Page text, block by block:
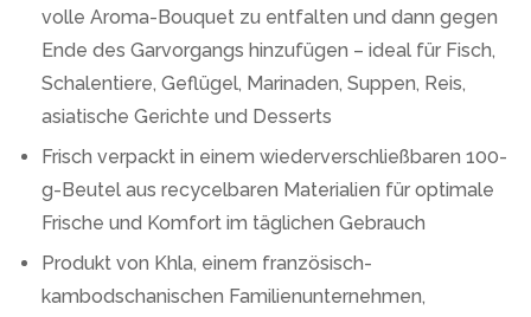
volle Aroma-Bouquet zu entfalten und dann gegen
Ende des Garvorgangs hinzufügen – ideal für Fisch,
Schalentiere, Geflügel, Marinaden, Suppen, Reis,
asiatische Gerichte und Desserts
Frisch verpackt in einem wiederverschließbaren 100-
g-Beutel aus recycelbaren Materialien für optimale
Frische und Komfort im täglichen Gebrauch
Produkt von Khla, einem französisch-
kambodschanischen Familienunternehmen,